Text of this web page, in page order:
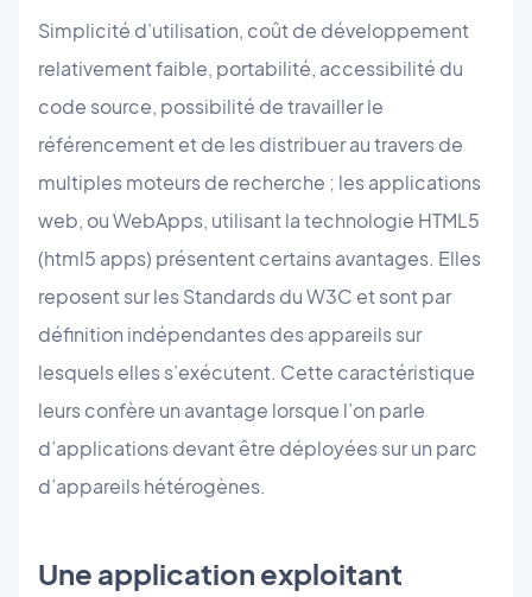
Simplicité d’utilisation, coût de développement
relativement faible, portabilité, accessibilité du
code source, possibilité de travailler le
référencement et de les distribuer au travers de
multiples moteurs de recherche ; les applications
web, ou WebApps, utilisant la technologie HTML5
(html5 apps) présentent certains avantages. Elles
reposent sur les Standards du W3C et sont par
définition indépendantes des appareils sur
lesquels elles s’exécutent. Cette caractéristique
leurs confère un avantage lorsque l’on parle
d’applications devant être déployées sur un parc
d’appareils hétérogènes.
Une application exploitant